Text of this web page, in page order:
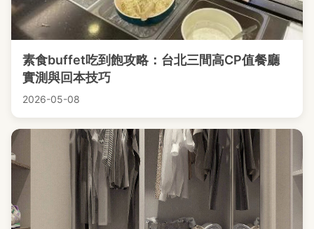
素食buffet吃到飽攻略：台北三間高CP值餐廳
實測與回本技巧
2026-05-08